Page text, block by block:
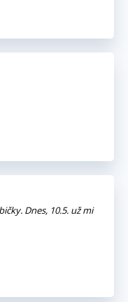
Dnes, 10.5. už mi